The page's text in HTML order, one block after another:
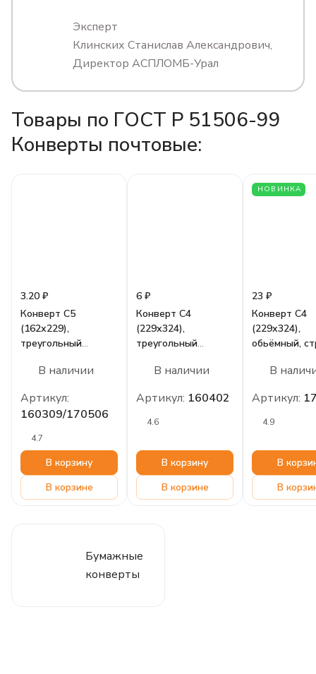
Эксперт
Клинских Станислав Александрович,
Директор АСПЛОМБ-Урал
Товары по ГОСТ Р 51506-99
Конверты почтовые:
3.20 ₽
Конверт С5
(162х229),
треугольный
крафт, 100шт.
В наличии
Артикул:
160309/170506
4.7
В корзину
В корзине
6 ₽
Конверт С4
(229х324),
треугольный
клея, 10шт.
В наличии
Артикул: 160402
4.6
В корзину
В корзине
НОВИНКА
23 ₽
Конверт С4
(229х324),
обьёмный,
В
Артикул:
4.9
В
В
Бумажные
конверты